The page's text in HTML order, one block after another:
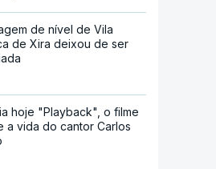
de nível de Vila
de Xira deixou de ser
hoje "Playback", o filme
a vida do cantor Carlos